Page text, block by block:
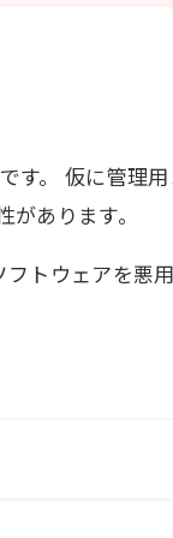
。 仮に管理
あります。
トウェアを悪